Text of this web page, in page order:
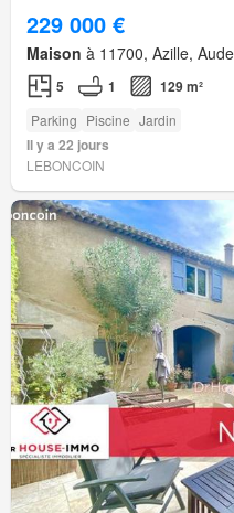
229 000 €
Maison à 11700, Azille,
5 1 129 m²
Parking Piscine Jardin
Il y a 22 jours
LEBONCOIN